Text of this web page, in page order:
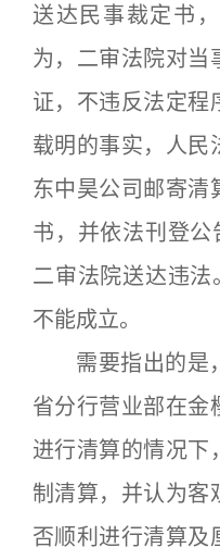
送达民事裁定书
为，二审法院对当
证，不违反法定程
载明的事实，人民
东中昊公司邮寄清
书，并依法刊登
二审法院送达违
不能成立。
需要指出的是
省分行营业部在金
进行清算的情况下
制清算，并认为客
否顺利进行清算及